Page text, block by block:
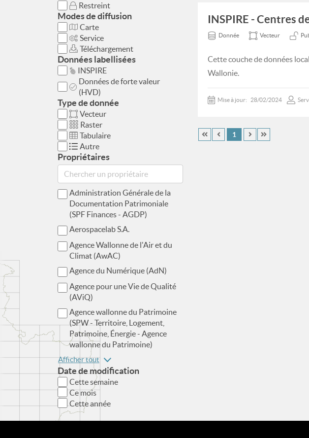
Restreint
Modes de diffusion
Carte
Service
Téléchargement
Données labellisées
INSPIRE
Données de forte valeur
(HVD)
Type de donnée
Vecteur
Raster
Tabulaire
Autre
Propriétaires
Administration Générale de la
Documentation Patrimoniale
(SPF Finances - AGDP)
Aerospacelab S.A.
Agence Wallonne de l'Air et du
Climat (AwAC)
Agence du Numérique (AdN)
Agence pour une Vie de Qualité
(AViQ)
Agence wallonne du Patrimoine
(SPW - Territoire, Logement,
Patrimoine, Énergie - Agence
wallonne du Patrimoine)
Afficher tout
Date de modification
Cette semaine
Ce mois
Cette année
INSPIRE - Centres
Donnée Vecteur
Cette couche de données
Wallonie.
Mise à jour: 28/02/2024
1